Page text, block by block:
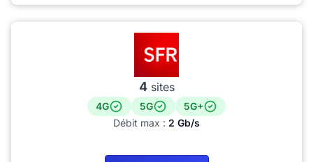
4sites
4G 5G
5G+
Débit max : 2 Gb/s